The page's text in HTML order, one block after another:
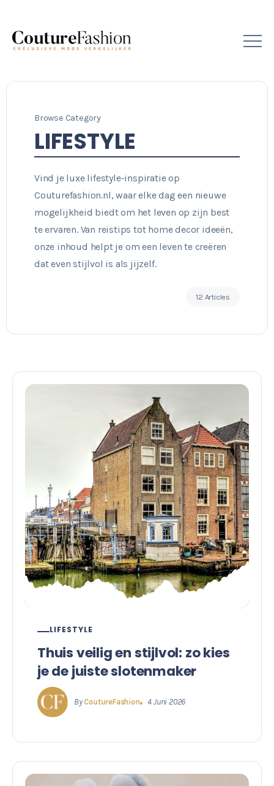
Browse Category
LIFESTYLE
Vind je luxe lifestyle-inspiratie op
Couturefashion.nl, waar elke dag een nieuwe
mogelijkheid biedt om het leven op zijn best
te ervaren. Van reistips tot home decor ideeën,
onze inhoud helpt je om een leven te creëren
dat even stijlvol is als jijzelf.
12 Articles
LIFESTYLE
Thuis veilig en stijlvol: zo kies
je de juiste slotenmaker
By CoutureFashion 4 Juni 2026